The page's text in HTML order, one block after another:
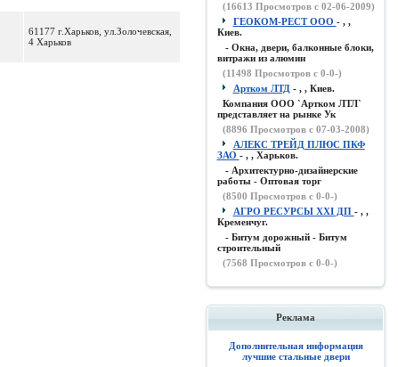
61177 г.Харьков, ул.Золочевская,
4 Харьков
(16613 Просмотров с 02-06-2009)
ГЕОКОМ-РЕСТ ООО - , ,
Киев.
- Окна, двери, балконные блоки,
витражи из алюмин
(11498 Просмотров с 0-0-)
Артком ЛТД- , , Киев.
Компания ООО `Артком ЛТЛ`
представляет на рынке Ук
(8896 Просмотров с 07-03-2008)
АЛЕКС ТРЕЙД ПЛЮС ПКФ
ЗАО - , , Харьков.
- Архитектурно-дизайнерские
работы - Оптовая торг
(8500 Просмотров с 0-0-)
АГРО РЕСУРСЫ XXI ДП - , ,
Кременчуг.
- Битум дорожный - Битум
строительный
(7568 Просмотров с 0-0-)
Реклама
Дополнительная информация
лучшие стальные двери